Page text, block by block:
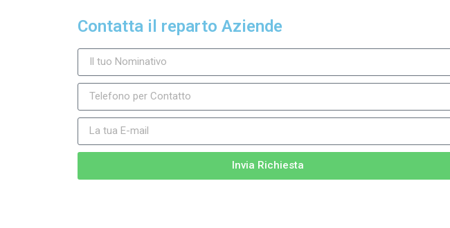
Contatta il reparto Aziende
Invia Richiesta